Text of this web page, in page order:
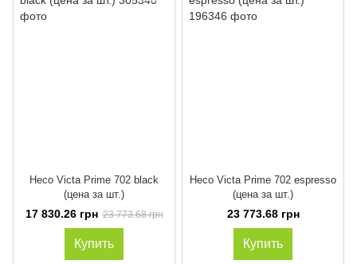
Heco Victa Prime 702 black
(цена за шт.)
17 830.26 грн 23 773.68 грн
Купить
Heco Victa Prime 702 espresso
(цена за шт.)
23 773.68 грн
Купить